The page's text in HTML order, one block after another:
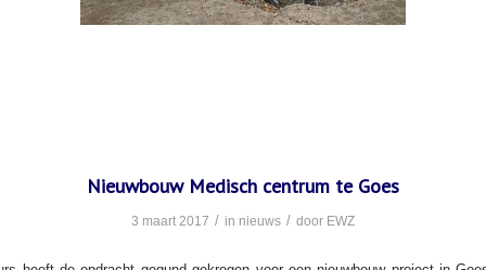
Nieuwbouw Medisch centrum te Goes
3 maart 2017 / in nieuws / door EWZ